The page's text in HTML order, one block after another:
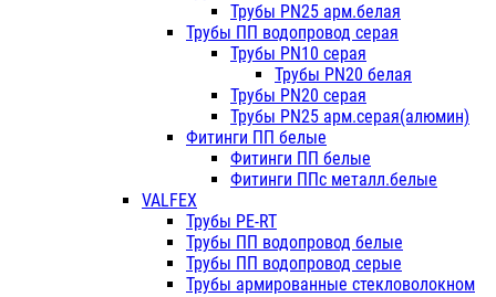
Трубы PN25 арм.белая
Трубы ПП водопровод серая
Трубы PN10 серая
Трубы PN20 белая
Трубы PN20 серая
Трубы PN25 арм.серая(алюмин)
Фитинги ПП белые
Фитинги ПП белые
Фитинги ППс металл.белые
VALFEX
Трубы PE-RT
Трубы ПП водопровод белые
Трубы ПП водопровод серые
Трубы армированные стекловолокном